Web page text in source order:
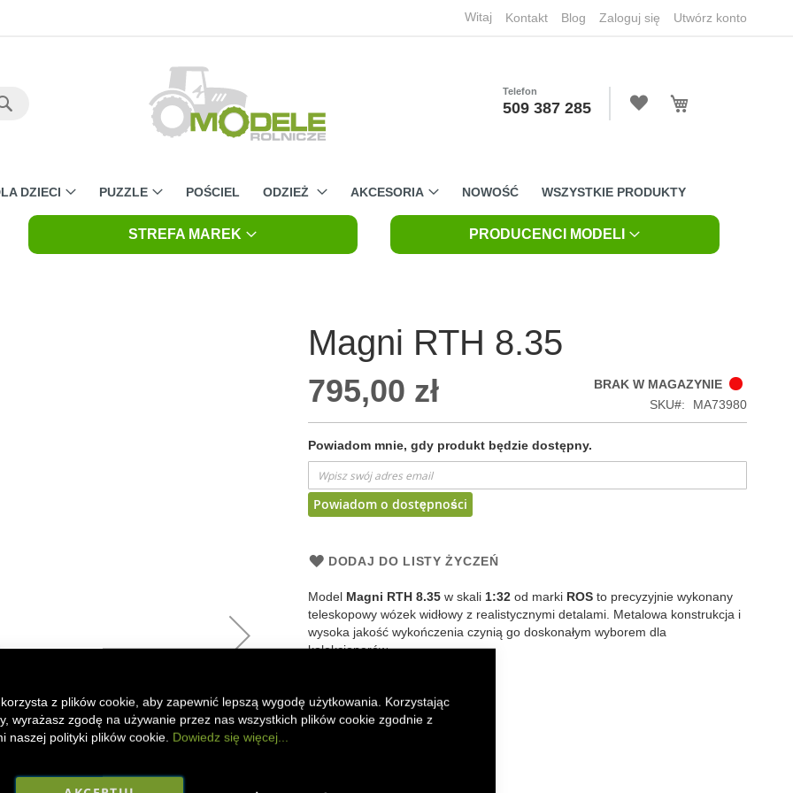
z plików cookie, aby zapewnić lepszą wygodę użytkowania. Korzystając
wyrażasz zgodę na używanie przez nas wszystkich plików cookie zgodnie z
naszej polityki plików cookie. Dowiedz się więcej...
Witaj Kontakt Blog Zaloguj się Utwórz konto
Telefon
509 387 285
DZIECI PUZZLE POŚCIEL ODZIEŻ AKCESORIA NOWOŚĆ WSZYSTKIE PRODUKTY
STREFA MAREK PRODUCENCI MODELI
Magni RTH 8.35
795,00 zł
BRAK W MAGAZYNIE
SKU
MA73980
Powiadom mnie, gdy produkt będzie dostępny.
Powiadom o dostępności
DODAJ DO LISTY ŻYCZEŃ
Model Magni RTH 8.35 w skali 1:32 od marki ROS to precyzyjnie wykonany
teleskopowy wózek widłowy z realistycznymi detalami. Metalowa konstrukcja i
wysoka jakość wykończenia czynią go doskonałym wyborem dla
kolekcjonerów.